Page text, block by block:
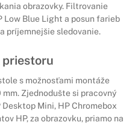
obrazovky. Filtrovanie
Low Blue Light a posun farieb
príjemnejšie sledovanie.
s možnosťami montáže
mm. Zjednodušte si pracovný
Mini, HP Chromebox
HP, za obrazovku, priamo na